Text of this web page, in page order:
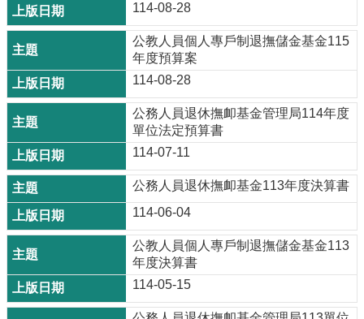
114-08-28
公教人員個人專戶制退撫儲金基金115
年度預算案
114-08-28
公務人員退休撫卹基金管理局114年度
單位法定預算書
114-07-11
公務人員退休撫卹基金113年度決算書
114-06-04
公教人員個人專戶制退撫儲金基金113
年度決算書
114-05-15